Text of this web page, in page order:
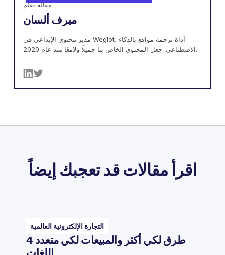
مقالة بقلم
ميرف ألسان
مدير محتوى الإبداعي في Weglot، أداة ترجمة مواقع بالذكاء
الاصطناعي. جعل المحتوى الخاص بنا جميلًا ولامعًا منذ عام 2020.
اقرأ مقالات قد تعجبك إيضاً
التجارة الإلكترونية العالمية
4 طرق لكي أكثر والمبيعات لكي متعدد